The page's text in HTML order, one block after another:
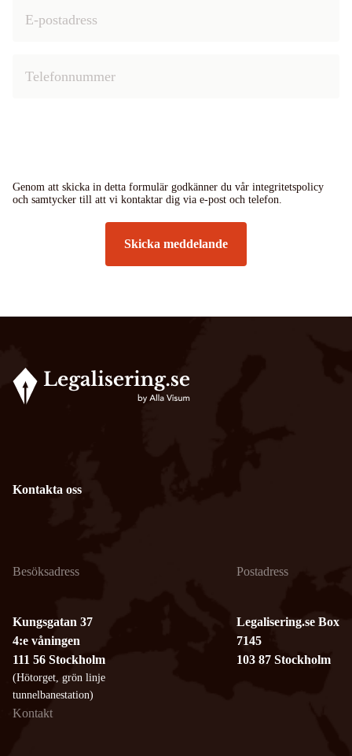
Genom att skicka in detta formulär godkänner du vår integritetspolicy
och samtycker till att vi kontaktar dig via e-post och telefon.
Skicka meddelande
Kontakta oss
Besöksadress
Kungsgatan 37
4:e våningen
111 56 Stockholm
(Hötorget, grön linje
tunnelbanestation)
Postadress
Legalisering.se Box
7145
103 87 Stockholm
Kontakt